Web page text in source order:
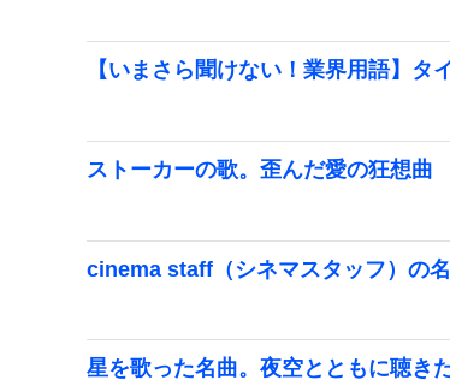
【いまさら聞けない！業界用語】タ
ストーカーの歌。歪んだ愛の狂想曲
cinema staff（シネマスタッフ）の
星を歌った名曲。夜空とともに聴き